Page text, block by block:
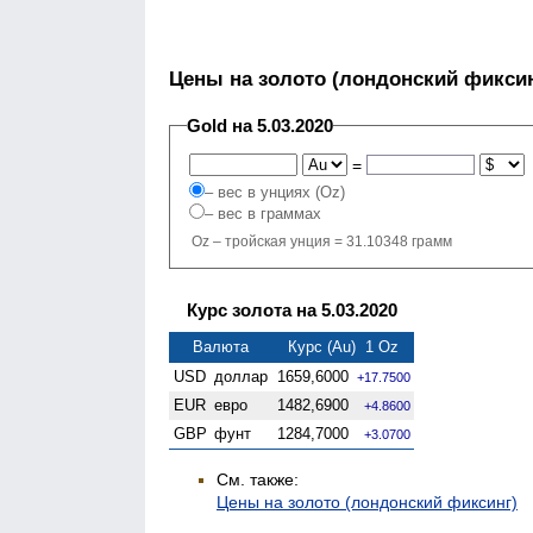
Цены на золото (лондонский
Gold на 5.03.2020
=
– вес в унциях (Oz)
– вес в граммах
Oz – тройская унция = 31.10348 грамм
Курс золота на 5.03.2020
Валюта
Курс (Au) 1 Oz
USD доллар 1659,6000 +17.7500
EUR евро 1482,6900 +4.8600
GBP фунт 1284,7000 +3.0700
См. также:
Цены на золото (лондонский фиксинг)